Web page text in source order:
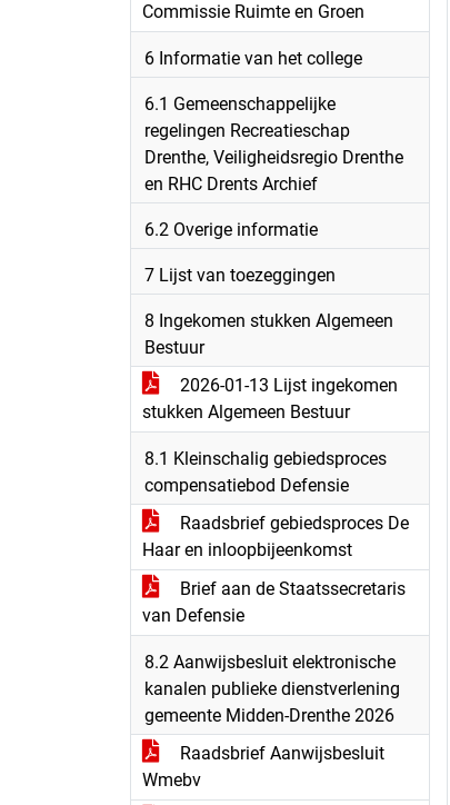
Commissie Ruimte en Groen
6 Informatie van het college
6.1 Gemeenschappelijke
regelingen Recreatieschap
Drenthe, Veiligheidsregio Drenthe
en RHC Drents Archief
6.2 Overige informatie
7 Lijst van toezeggingen
8 Ingekomen stukken Algemeen
Bestuur
2026-01-13 Lijst ingekomen
stukken Algemeen Bestuur
8.1 Kleinschalig gebiedsproces
compensatiebod Defensie
Raadsbrief gebiedsproces De
Haar en inloopbijeenkomst
Brief aan de Staatssecretaris
van Defensie
8.2 Aanwijsbesluit elektronische
kanalen publieke dienstverlening
gemeente Midden-Drenthe 2026
Raadsbrief Aanwijsbesluit
Wmebv